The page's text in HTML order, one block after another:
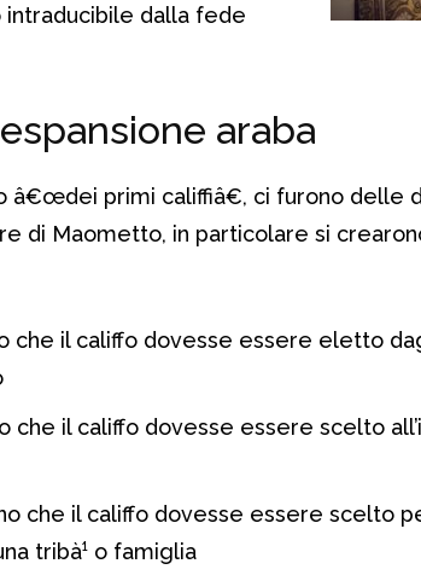
intraducibile dalla fede
araba
â€œdei primi califfiâ€, ci furono delle
di Maometto, in particolare si
che il califfo dovesse essere eletto
che il califfo dovesse essere scelto
che il califfo dovesse essere scelto
tribà¹ o famiglia